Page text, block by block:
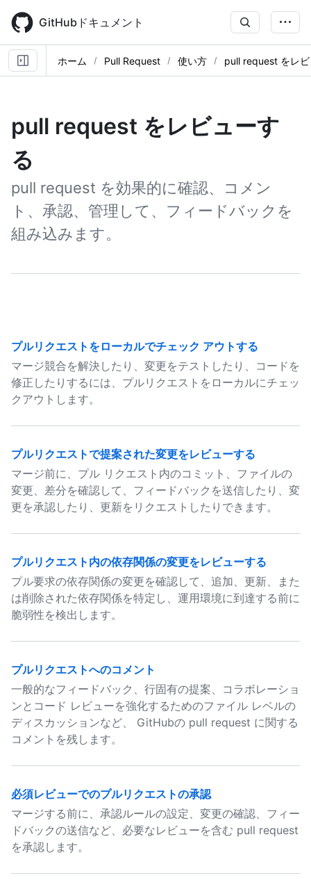
main
content
GitHubドキュメント
ホーム Pull Request 使い方 pull request をレ
pull request をレビューす
る
pull request を効果的に確認、コメン
ト、承認、管理して、フィードバックを
組み込みます。
プルリクエストをローカルでチェック アウトする
マージ競合を解決したり、変更をテストしたり、コードを
修正したりするには、プルリクエストをローカルにチェッ
クアウトします。
プルリクエストで提案された変更をレビューする
マージ前に、プル リクエスト内のコミット、ファイルの
変更、差分を確認して、フィードバックを送信したり、変
更を承認したり、更新をリクエストしたりできます。
プルリクエスト内の依存関係の変更をレビューする
プル要求の依存関係の変更を確認して、追加、更新、また
は削除された依存関係を特定し、運用環境に到達する前に
脆弱性を検出します。
プルリクエストへのコメント
一般的なフィードバック、行固有の提案、コラボレーショ
ンとコード レビューを強化するためのファイル レベルの
ディスカッションなど、 GitHubの pull request に関する
コメントを残します。
必須レビューでのプルリクエストの承認
マージする前に、承認ルールの設定、変更の確認、フィー
ドバックの送信など、必要なレビューを含む pull request
を承認します。